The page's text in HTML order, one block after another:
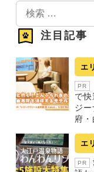
検
索
注目記事
エ
PR
で
ジ
府
エ
PR